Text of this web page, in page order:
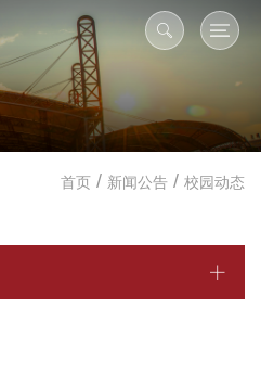
首页 / 新闻公告 / 校园动态